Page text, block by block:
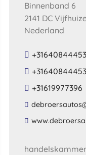
Binnenband 6
2141 DC
Nederland
+31640844453
+31640844453
+31619977396